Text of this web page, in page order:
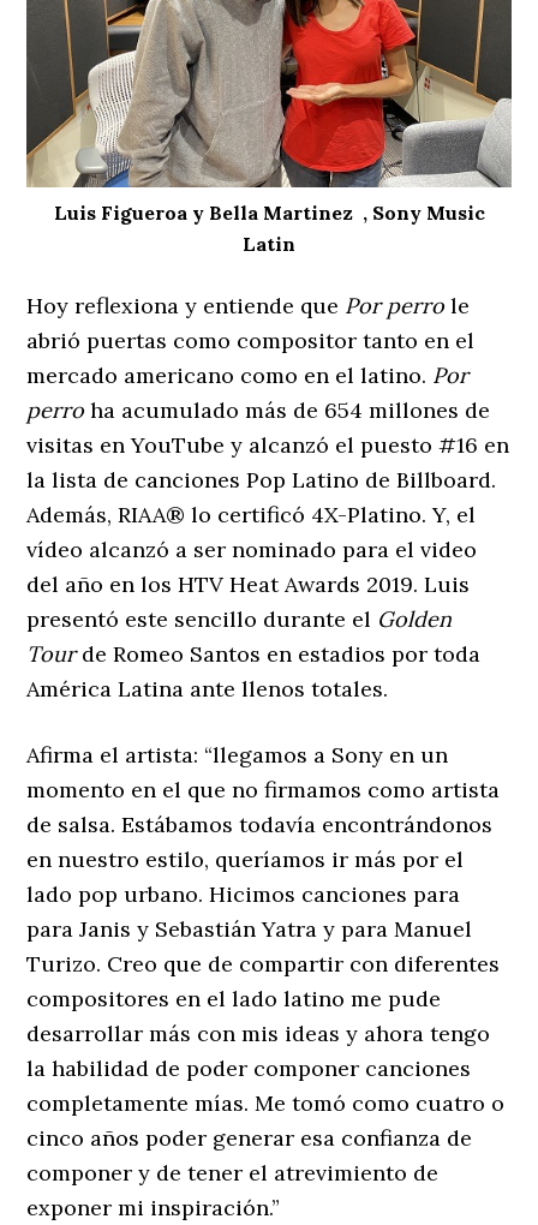
Luis Figueroa y Bella Martinez , Sony Music
Latin
Hoy reflexiona y entiende que Por perrole
abrió puertas como compositor tanto en el
mercado americano como en el latino. Por
perro ha acumulado más de 654 millones de
visitas en YouTube y alcanzó el puesto #16 en
la lista de canciones Pop Latino de Billboard.
Además, RIAA® lo certificó 4X-Platino. Y, el
vídeo alcanzó a ser nominado para el video
del año en los HTV Heat Awards 2019. Luis
presentó este sencillo durante el Golden
Tourde Romeo Santos en estadios por toda
América Latina ante llenos totales.
Afirma el artista: “llegamos a Sony en un
momento en el que no firmamos como artista
de salsa. Estábamos todavía encontrándonos
en nuestro estilo, queríamos ir más por el
lado pop urbano. Hicimos canciones para
para Janis y Sebastián Yatra y para Manuel
Turizo. Creo que de compartir con diferentes
compositores en el lado latino me pude
desarrollar más con mis ideas y ahora tengo
la habilidad de poder componer canciones
completamente mías. Me tomó como cuatro o
cinco años poder generar esa confianza de
componer y de tener el atrevimiento de
exponer mi inspiración.”